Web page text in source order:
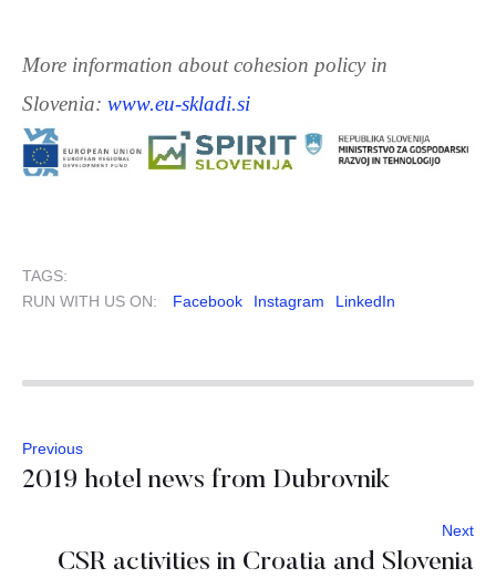
More information about cohesion policy in
Slovenia: www.eu-skladi.si
TAGS:
RUN WITH US ON:
Facebook Instagram LinkedIn
Previous
2019 hotel news from Dubrovnik
Next
CSR activities in Croatia and Slovenia